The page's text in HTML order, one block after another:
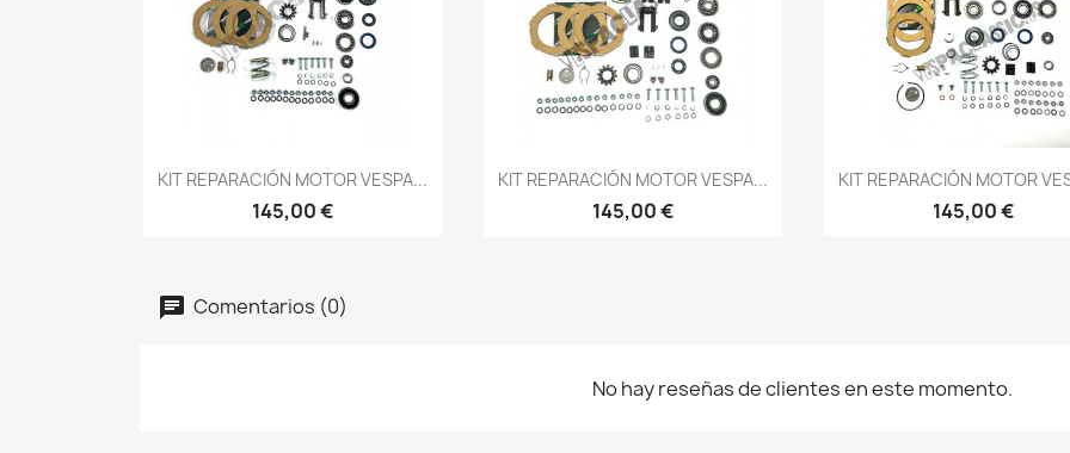
Vista rápida
KIT REPARACIÓN MOTOR VESPA...
145,00 €
Vista rápida
KIT REPARACIÓN MOTOR VESPA...
145,00 €
Vista rápida
KIT REPARACIÓN MOTOR
145,00 €
Comentarios (0)
No hay reseñas de clientes en este momento.